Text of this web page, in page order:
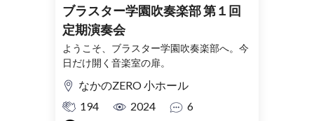
ブラスター学園吹奏楽部 第１回
定期演奏会
ようこそ、ブラスター学園吹奏楽部へ。今
日だけ開く音楽室の扉。
なかのZERO 小ホール
194
2024 6